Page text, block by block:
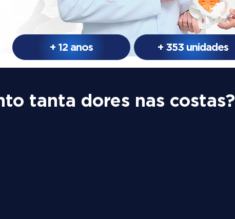
+ 12 anos + 353 unidades
tanta dores nas costas?